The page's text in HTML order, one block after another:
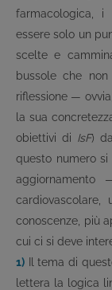
farmacologica,
essere solo un
scelte e
bussole che
riflessione —
la sua
obiettivi di IsF)
questo numero
conoscenze, più
cui ci si deve
1) Il tema di
lettera la logica